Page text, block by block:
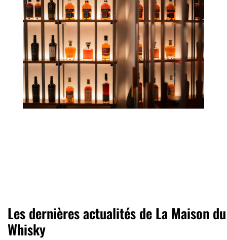
Les dernières actualités de La Maison du
Whisky